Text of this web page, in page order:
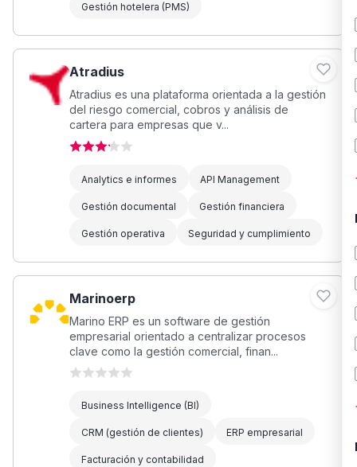
Gestión hotelera (PMS)
Atradius
Atradius es una plataforma orientada a la gestión
del riesgo comercial, cobros y análisis de
cartera para empresas que v...
Analytics e informes API Management
Gestión documental Gestión financiera
Gestión operativa Seguridad y cumplimiento
Marinoerp
Marino ERP es un software de gestión
empresarial orientado a centralizar procesos
clave como la gestión comercial, finan...
Business Intelligence (BI)
CRM (gestión de clientes) ERP empresarial
Facturación y contabilidad